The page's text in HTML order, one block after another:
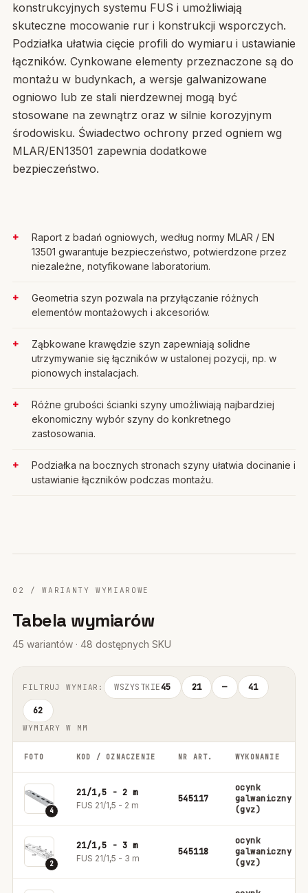
konstrukcyjnych systemu FUS i umożliwiają
skuteczne mocowanie rur i konstrukcji wsporczych.
Podziałka ułatwia cięcie profili do wymiaru i ustawianie
łączników. Cynkowane elementy przeznaczone są do
montażu w budynkach, a wersje galwanizowane
ogniowo lub ze stali nierdzewnej mogą być
stosowane na zewnątrz oraz w silnie korozyjnym
środowisku. Świadectwo ochrony przed ogniem wg
MLAR/EN13501 zapewnia dodatkowe
bezpieczeństwo.
Raport z badań ogniowych, według normy MLAR / EN
13501 gwarantuje bezpieczeństwo, potwierdzone przez
niezależne, notyfikowane laboratorium.
Geometria szyn pozwala na przyłączanie różnych
elementów montażowych i akcesoriów.
Ząbkowane krawędzie szyn zapewniają solidne
utrzymywanie się łączników w ustalonej pozycji, np. w
pionowych instalacjach.
Różne grubości ścianki szyny umożliwiają najbardziej
ekonomiczny wybór szyny do konkretnego
zastosowania.
Podziałka na bocznych stronach szyny ułatwia docinanie i
ustawianie łączników podczas montażu.
02 / WARIANTY WYMIAROWE
Tabela wymiarów
45 wariantów · 48 dostępnych SKU
FILTRUJ WYMIAR: WSZYSTKIE45 21 — 41
62
WYMIARY W MM
FOTO KOD / OZNACZENIE NR ART. WYKONANIE
4
21/1,5 - 2 m
FUS 21/1,5 - 2 m
545117
ocynk
galwaniczny
(gvz)
2
21/1,5 - 3 m
FUS 21/1,5 - 3 m
545118
ocynk
galwaniczny
(gvz)